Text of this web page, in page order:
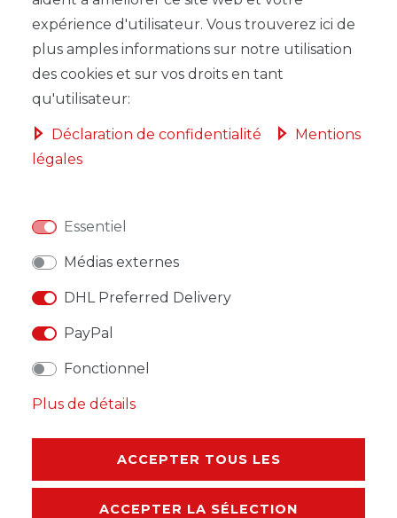
DANS LE PANIER
DESCRIPTION
AUTRES DÉTAILS
RESPONSABLE DE L'UE
expérience d'utilisateur. Vous trouverez ici de
plus amples informations sur notre utilisation
des cookies et sur vos droits en tant
qu'utilisateur:
Déclaration de confidentialité
Mentions
légales
Essentiel
Médias externes
DHL Preferred Delivery
PayPal
Fonctionnel
Plus de détails
ACCEPTER TOUS LES
ACCEPTER LA SÉLECTION